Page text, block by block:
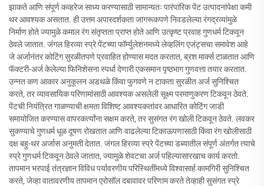
झाकते आणि संपूर्ण कव्हरेज साध्य करण्यासाठी सामान्यतः पारंपारिक पेंट उत्पादनांपेक्षा कमी
थर आवश्यक असतात. ही उत्तम अपारदर्शकता जागरूकपणे निवडलेल्या रंगद्रव्यांमुळे
निर्माण होते ज्यामुळे कमाल रंग संतृप्तता प्राप्त होते आणि उत्कृष्ट प्रवाह गुणधर्म टिकवून
ठेवले जातात. जंगल हिरव्या स्प्रे पेंटच्या फॉर्म्युलेशनमध्ये लेव्हलिंग एजंट्सचा समावेश आहे
जे अर्जानंतर कोटिंग सुरळीतपणे प्रवाहित होण्यास मदत करतात, ब्रश मार्क्स टाळतात आणि
फॅक्टरी-अर्ज केलेल्या फिनिशेसना स्पर्धा देणारी एकसमान पृष्ठभाग गुणवत्ता तयार करतात.
उन्नत कण आकार अनुकूलन अडथळे किंवा फुगवणे न टाकता सुरळीत अर्ज सुनिश्चित
करते, तर व्यावसायिक परिणामांसाठी आवश्यक असलेली सूक्ष्म परमाणुकरण टिकवून ठेवते.
पेंटची नियंत्रित गाळण्याची क्षमता विशिष्ट आवश्यकतांवर आधारित कोटिंग जाडी
समायोजित करण्यास वापरकर्त्यांना सक्षम करते, तर सुसंगत रंग खोली टिकवून ठेवते. लवकर
सुकण्याचे गुणधर्म धूळ दूषण रोखतात आणि वाढलेल्या टिकाऊपणासाठी किंवा रंग खोलीसाठी
दक्ष बहु-थर अर्जास अनुमती देतात. जंगल हिरव्या स्प्रे पेंटच्या डब्यातील संपूर्ण अंतर्गत त्याचे
स्प्रे गुणधर्म टिकवून ठेवले जातात, ज्यामुळे शेवटचा अर्ज पहिल्यासारखाच कार्य करतो.
तापमान भरपाई तंत्रज्ञान विविध पर्यावरणीय परिस्थितींमध्ये विश्वासार्ह कामगिरी सुनिश्चित
करते, जेव्हा वातावरणीय तापमान एरोसॉल दबावावर परिणाम करते तेव्हाही सुसंगत स्प्रे